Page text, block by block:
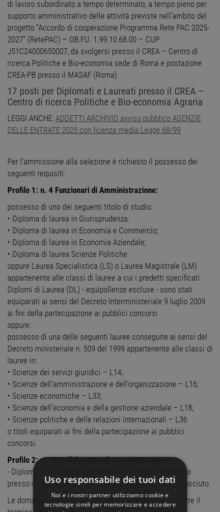
di lavoro subordinato a tempo determinato, a tempo pieno per
supporto amministrativo delle attività previste nell’ambito del
progetto “Accordo di cooperazione Programma Rete PAC 2025-
2027” (RetePAC) – OB.FU. 1.99.10.68.00 – CUP
J51C24000650007, da svolgersi presso il CREA – Centro di
ricerca Politiche e Bio-economia sede di Roma e postazione
CREA-PB presso il MASAF (Roma).
17 posti per Diplomati e Laureati presso il CREA –
Centro di ricerca Politiche e Bio-economia Agraria
LEGGI ANCHE: ADDETTI ARCHIVIO avviso pubblico AGENZIE
DELLE ENTRATE 2025 con licenza media Legge 68/99
Per l’ammissione alla selezione è richiesto il possesso dei
seguenti requisiti:
Profilo 1: n. 4 Funzionari di Amministrazione:
possesso di uno dei seguenti titolo di studio:
• Diploma di laurea in Giurisprudenza:
• Diploma di laurea in Economia e Commercio;
• Diploma di laurea in Economia Aziendale;
• Diploma di laurea Scienze Politiche
oppure Laurea Specialistica (LS) o Laurea Magistrale (LM)
appartenente alle classi di lauree a cui i predetti specificati
Diplomi di Laurea (DL) - equipollenze escluse - sono stati
equiparati ai sensi del Decreto Interministeriale 9 luglio 2009
ai fini della partecipazione ai pubblici concorsi
oppure:
possesso di una delle seguenti lauree conseguite ai sensi del
Decreto ministeriale n. 509 del 1999 appartenente alle classi di
lauree in:
• Scienze dei servizi giuridici – L14;
• Scienze dell’amministrazione e dell’organizzazione – L16;
• Scienze economiche – L33;
• Scienze dell’economia e della gestione aziendale – L18;
• Scienze politiche e delle relazioni internazionali – L36
o titoli equiparati ai fini della partecipazione ai pubblici
concorsi.
Profilo 2: n. 13 Collaboratori di amministrazione;
- Diploma di istruzione secondaria di II grado, conseguito
presso un Istituto Superiore Statale o legalmente riconosciuto.
Le domande dovranno essere presentate entro e non oltre il
Uso responsabile dei tuoi dati
Noi e i nostri partner utilizziamo cookie e
tecnologie simili per memorizzare e accedere